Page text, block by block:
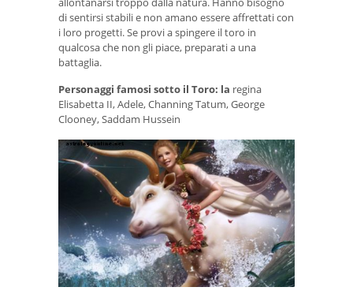
di sentirsi stabili e non amano essere affrettati con
i loro progetti. Se provi a spingere il toro in
qualcosa che non gli piace, preparati a una
battaglia.
Personaggi famosi sotto il Toro: la regina
Elisabetta II, Adele, Channing Tatum, George
Clooney, Saddam Hussein